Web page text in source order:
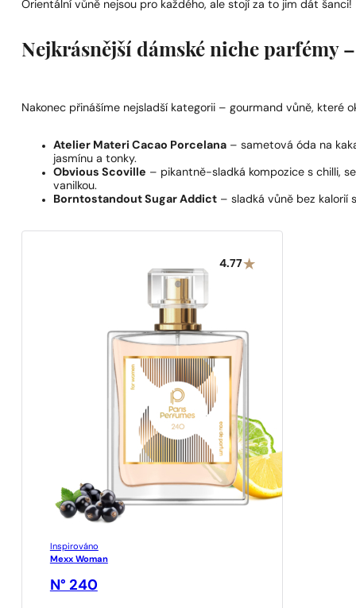
Orientální vůně nejsou pro každého, ale stojí za to jim dát šanci!
Nejkrásnější dámské niche parfémy
Nakonec přinášíme nejsladší kategorii – gourmand vůně, které
Atelier Materi Cacao Porcelana – sametová óda na
jasmínu a tonky.
Obvious Scoville – pikantně-sladká kompozice s chilli,
vanilkou.
Borntostandout Sugar Addict – sladká vůně bez kalorií
4.77
Inspirováno
Mexx Woman
N° 240